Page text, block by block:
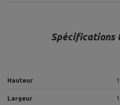
Spécifications
Hauteur
Largeur